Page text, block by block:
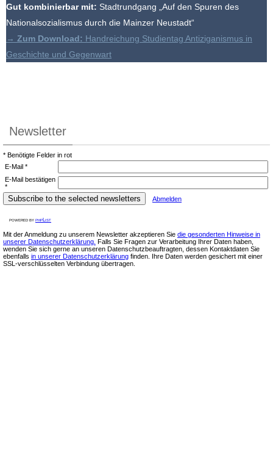
Gut kombinierbar mit: Stadtrundgang „Auf den Spuren des
Nationalsozialismus durch die Mainzer Neustadt“
→ Zum Download: Handreichung Studientag Antiziganismus in
Geschichte und Gegenwart
Newsletter